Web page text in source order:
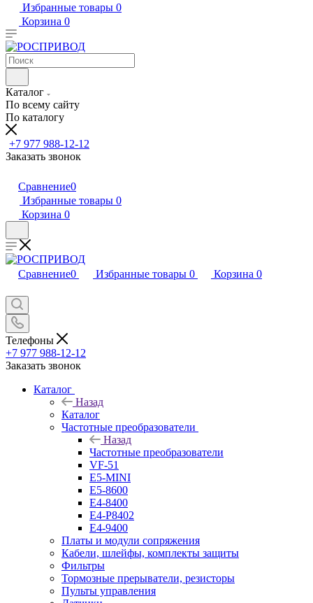
Избранные товары 0
Корзина 0
Каталог
По всему сайту
По каталогу
+7 977 988-12-12
Заказать звонок
Сравнение0
Избранные товары 0
Корзина 0
Сравнение0 Избранные товары 0 Корзина 0
Телефоны
+7 977 988-12-12
Заказать звонок
Каталог
Назад
Каталог
Частотные преобразователи
Назад
Частотные преобразователи
VF-51
E5-MINI
Е5-8600
E4-8400
Е4-P8402
Е4-9400
Платы и модули сопряжения
Кабели, шлейфы, комплекты защиты
Фильтры
Тормозные прерыватели, резисторы
Пульты управления